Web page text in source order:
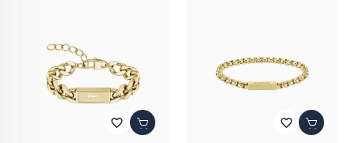
favorite_border favorite_border